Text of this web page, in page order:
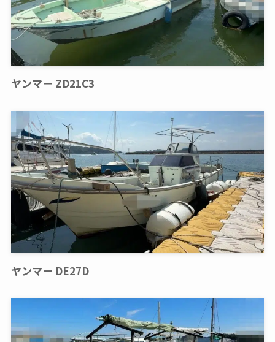
ヤンマー ZD21C3
ヤンマー DE27D